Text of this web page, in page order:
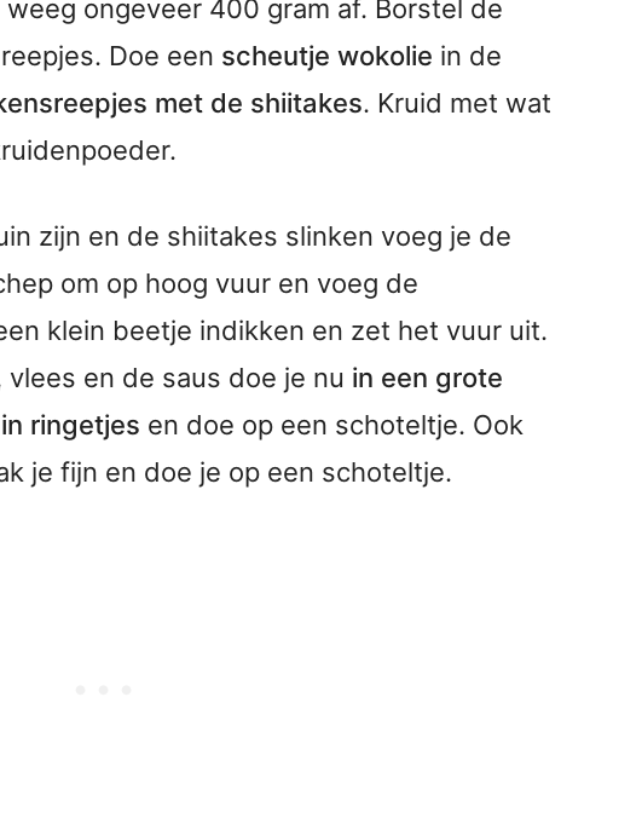
ongeveer 400 gram af. Borstel de
Doe een scheutje wokolie in de
met de shiitakes. Kruid met wat
zijn en de shiitakes slinken voeg je de
om op hoog vuur en voeg de
klein beetje indikken en zet het vuur uit.
en de saus doe je nu in een grote
ringetjes en doe op een schoteltje. Ook
je fijn en doe je op een schoteltje.